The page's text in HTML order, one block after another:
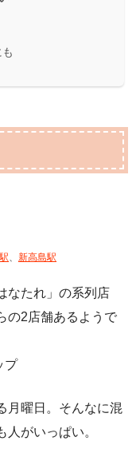
新高島駅
なたれ」の系列店
の2店舗あるようで
プ
月曜日。そんなに混
がいっぱい。